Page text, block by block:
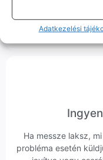
Adatkezelési
Ha ritkán előfordul
hanem megoldást.
Ha messze laksz,
probléma esetén